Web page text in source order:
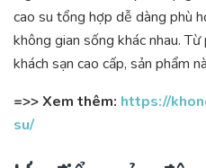
cao su tổng hợp dễ dàng phù
không gian sống khác nhau.
khách sạn cao cấp, sản phẩm
=>> Xem thêm: https://
su/